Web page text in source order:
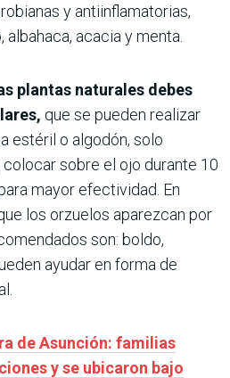
y antiinflamatorias,
acacia y menta.
plantas naturales debes
que se pueden realizar
estéril o algodón, solo
sobre el ojo durante 10
mayor efectividad. En
los orzuelos aparezcan por
son: boldo,
ayudar en forma de
de Asunción: familias
y se ubicaron bajo